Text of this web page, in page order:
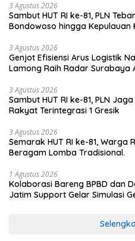
3 Agustus 2026
Sambut HUT RI ke-81, PLN
Bondowoso hingga Kepulauan
3 Agustus 2026
Genjot Efisiensi Arus Logistik
Lamong Raih Radar Surabaya
3 Agustus 2026
Sambut HUT RI ke-81, PLN
Rakyat Terintegrasi 1 Gresik
3 Agustus 2026
Semarak HUT RI ke-81, Warga
Beragam Lomba Tradisional.
1 Agustus 2026
Kolaborasi Bareng BPBD dan
Jatim Support Gelar Simulasi